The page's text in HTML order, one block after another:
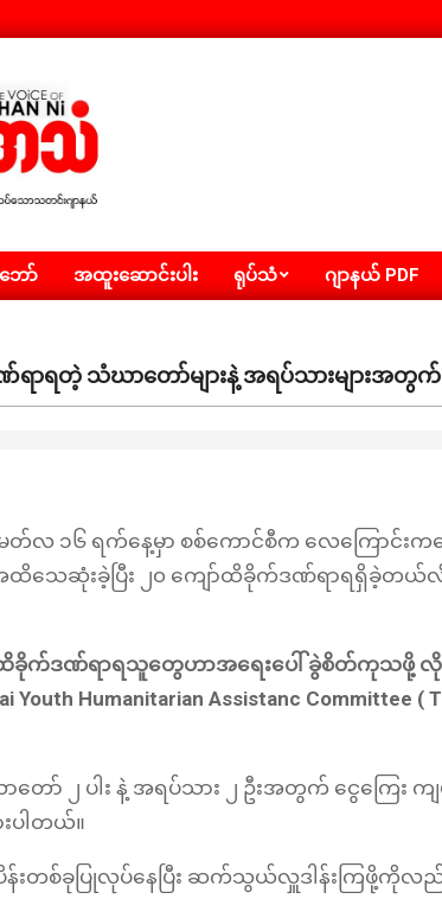
ော် အထူးဆောင်းပါး ရုပ်သံ ဂျာနယ် PDF
ရာရတဲ့ သံဃာတော်များနဲ့ အရပ်သားမျာ
မတ်လ ၁၆ ရက်နေ့မှာ စစ်ကောင်စီက လေကြောင်း
အထိသေဆုံးခဲ့ပြီး ၂၀ ကျော်ထိခိုက်ဒဏ်ရာရရှိခဲ့တ
ခိုက်ဒဏ်ရာရသူတွေဟာအရေးပေါ် ခွဲစိတ်ကုသဖို့
Humanitarian Assistanc Committee (
၂ ပါး နဲ့ အရပ်သား ၂ ဦးအတွက် ငွေကြေး ကျ
ပါတယ်။
းတစ်ခုပြုလုပ်နေပြီး ဆက်သွယ်လှူဒါန်းကြဖို့ကိုလည်